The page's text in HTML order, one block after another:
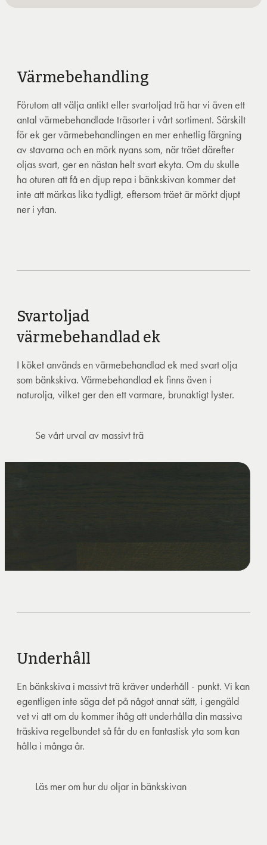
Värmebehandling
Förutom att välja antikt eller svartoljad trä har vi även ett
antal värmebehandlade träsorter i vårt sortiment. Särskilt
för ek ger värmebehandlingen en mer enhetlig färgning
av stavarna och en mörk nyans som, när träet därefter
oljas svart, ger en nästan helt svart ekyta. Om du skulle
ha oturen att få en djup repa i bänkskivan kommer det
inte att märkas lika tydligt, eftersom träet är mörkt djupt
ner i ytan.
Svartoljad
värmebehandlad ek
I köket används en värmebehandlad ek med svart olja
som bänkskiva. Värmebehandlad ek finns även i
naturolja, vilket ger den ett varmare, brunaktigt lyster.
Se vårt urval av massivt trä
Underhåll
En bänkskiva i massivt trä kräver underhåll - punkt. Vi kan
egentligen inte säga det på något annat sätt, i gengäld
vet vi att om du kommer ihåg att underhålla din massiva
träskiva regelbundet så får du en fantastisk yta som kan
hålla i många år.
Läs mer om hur du oljar in bänkskivan